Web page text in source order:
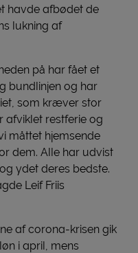
havde afbødet de
lukning af
på har fået et
bundlinjen og har
som kræver stor
afviklet restferie og
måttet hjemsende
dem. Alle har udvist
ydet deres bedste.
Leif Friis
af corona-krisen gik
i april, mens